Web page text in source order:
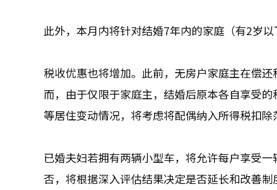
此外，本月内将针对结婚7年内的家庭（有2岁
税收优惠也将增加。此前，无房户家庭主在偿
而，由于仅限于家庭主，结婚后原本各自享受
等居住变动情况，将考虑将配偶纳入所得税扣除
已婚夫妇若拥有两辆小型车，将允许每户享受
否，将根据深入评估结果决定是否延长和改善制